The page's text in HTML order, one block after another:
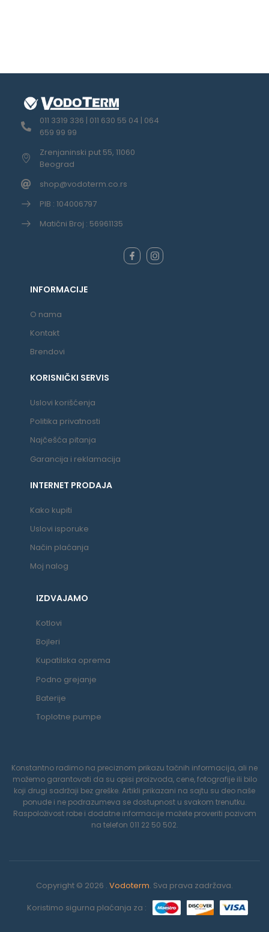
011 3319 336 | 011 630 55 04 | 064
659 99 99
Zrenjaninski put 55, 11060
Beograd
shop@vodoterm.co.rs
PIB : 104006797
Matični Broj : 56961135
INFORMACIJE
O nama
Kontakt
Brendovi
KORISNIČKI SERVIS
Uslovi korišćenja
Politika privatnosti
Najčešća pitanja
Garancija i reklamacija
INTERNET PRODAJA
Kako kupiti
Uslovi isporuke
Način plaćanja
Moj nalog
IZDVAJAMO
Kotlovi
Bojleri
Kupatilska oprema
Podno grejanje
Baterije
Toplotne pumpe
Konstantno radimo na preciznom prikazu tačnih informacija, ali ne
možemo garantovati da su opisi proizvoda, cene, fotografije ili bilo
koji drugi sadržaji bez greške. Artikli prikazani na sajtu su deo naše
ponude i ne podrazumeva se dostupnost u svakom trenutku.
Raspoloživost robe i dodatne informacije možete proveriti pozivom
na telefon 011 22 50 502.
Copyright © 2026 . Vodoterm. Sva prava zadržava.
Koristimo sigurna plaćanja za :